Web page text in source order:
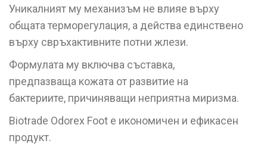
Уникалният му механизъм не влияе върху
общата терморегулация, а действа единствено
върху свръхактивните потни жлези.
Формулата му включва съставка,
предпазваща кожата от развитие на
бактериите, причиняващи неприятна миризма.
Biotrade Odorex Foot е икономичен и ефикасен
продукт.